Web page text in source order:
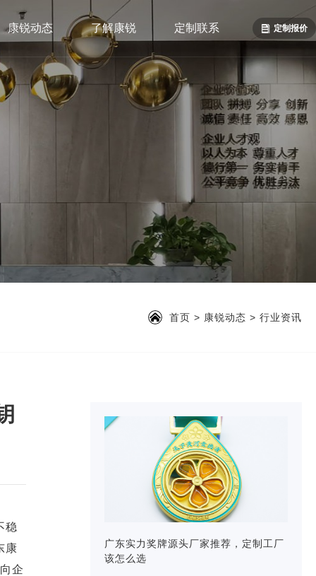
康锐动态 了解康锐 定制联系 定制报价
首页 > 康锐动态 > 行业资讯
稳
康
企
广东实力奖牌源头厂家推荐，定制工厂
该怎么选